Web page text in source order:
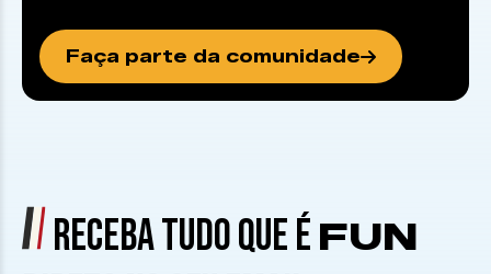
Faça parte da comunidade
RECEBA TUDO QUE É FUN